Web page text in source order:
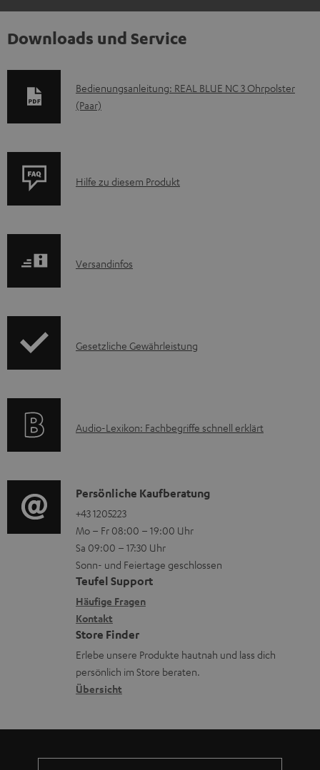
Downloads und Service
D
o
m
e
H
n
r
l
a
d
e
n
Bedienungsanleitung: REAL BLUE NC 3 Ohrpolster
(Paar)
P
u
A
Hilfe zu diesem Produkt
I
r
i
e
n
z
u
m
V
e
r
s
a
d
Versandinfos
I
r
t
i
o
n
e
n
z
u
r
G
r
a
Gesetzliche Gewährleistung
A
i
o
-
L
e
x
i
k
o
n
Audio-Lexikon: Fachbegriffe schnell erklärt
K
o
n
t
a
k
t
d
a
t
n
Persönliche Kaufberatung
+43 1205223
Mo – Fr 08:00 – 19:00 Uhr
Sa 09:00 – 17:30 Uhr
Sonn- und Feiertage geschlossen
Teufel Support
Häufige Fragen
Kontakt
Store Finder
Erlebe unsere Produkte hautnah und lass dich
persönlich im Store beraten.
Übersicht